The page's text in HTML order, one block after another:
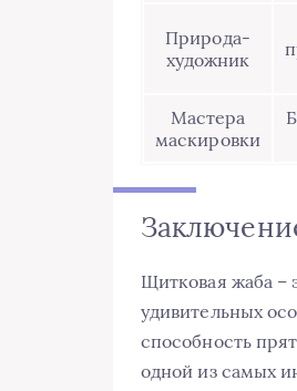
Природа-
художник
Мастера
маскировки
Щитковая жаба –
удивительных
способность
одной из самых